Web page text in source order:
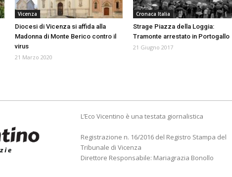
Vicenza
Diocesi di Vicenza si affida alla
Madonna di Monte Berico contro il
virus
21 Marzo 2020
Cronaca Italia
Strage Piazza della Loggia:
Tramonte arrestato in Portogallo
21 Giugno 2017
L’Eco Vicentino è una testata giornalistica
Registrazione n. 16/2016 del Registro Stampa del
Tribunale di Vicenza
Direttore Responsabile: Mariagrazia Bonollo